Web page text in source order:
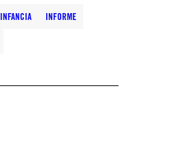
INFANCIA INFORME